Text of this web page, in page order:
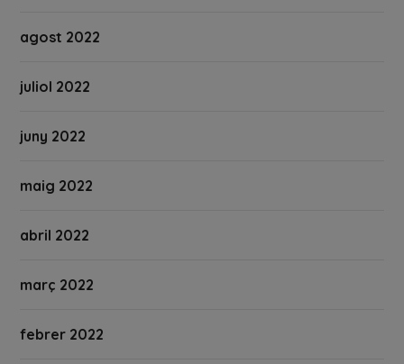
agost 2022
juliol 2022
juny 2022
maig 2022
abril 2022
març 2022
febrer 2022